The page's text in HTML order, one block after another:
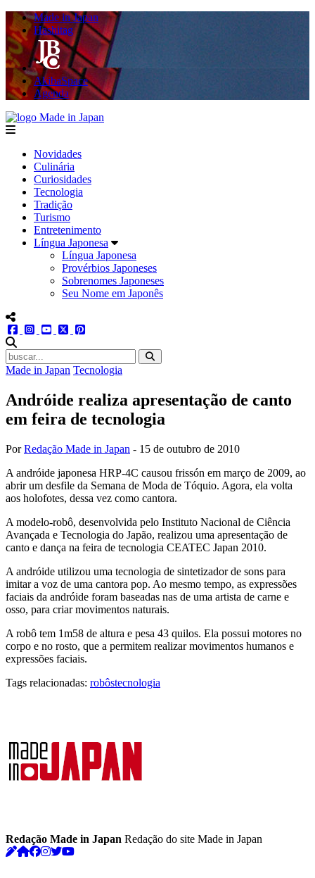
Made in Japan
Hashitag
AkibaSpace
Agenda
menu
Novidades
Culinária
Curiosidades
Tecnologia
Tradição
Turismo
Entretenimento
Língua Japonesa
Língua Japonesa
Provérbios Japoneses
Sobrenomes Japoneses
Seu Nome em Japonês
menu redes social
facebookinstagram
youtube
twitter
Made in Japan Tecnologia
Andróide realiza apresentação de canto
em feira de tecnologia
PorRedação Made in Japan - 15 de outubro de 2010
A andróide japonesa HRP-4C causou frissón em março de 2009, ao
abrir um desfile da Semana de Moda de Tóquio. Agora, ela volta
aos holofotes, dessa vez como cantora.
A modelo-robô, desenvolvida pelo Instituto Nacional de Ciência
Avançada e Tecnologia do Japão, realizou uma apresentação de
canto e dança na feira de tecnologia CEATEC Japan 2010.
A andróide utilizou uma tecnologia de sintetizador de sons para
imitar a voz de uma cantora pop. Ao mesmo tempo, as expressões
faciais da andróide foram baseadas nas de uma artista de carne e
osso, para criar movimentos naturais.
A robô tem 1m58 de altura e pesa 43 quilos. Ela possui motores no
corpo e no rosto, que a permitem realizar movimentos humanos e
expressões faciais.
Tags relacionadas: robôstecnologia
Redação Made in Japan Redação do site Made in Japan